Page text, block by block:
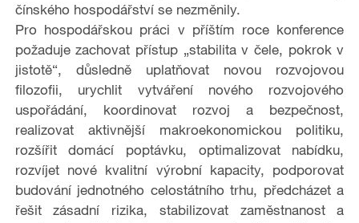
čínského hospodářství se nezměnily.
Pro hospodářskou práci v příštím roce konference
požaduje zachovat přístup „stabilita v čele, pokrok v
jistotě“, důsledně uplatňovat novou rozvojovou
filozofii, urychlit vytváření nového rozvojového
uspořádání, koordinovat rozvoj a bezpečnost,
realizovat aktivnější makroekonomickou politiku,
rozšířit domácí poptávku, optimalizovat nabídku,
rozvíjet nové kvalitní výrobní kapacity, podporovat
budování jednotného celostátního trhu, předcházet a
řešit zásadní rizika, stabilizovat zaměstnanost a